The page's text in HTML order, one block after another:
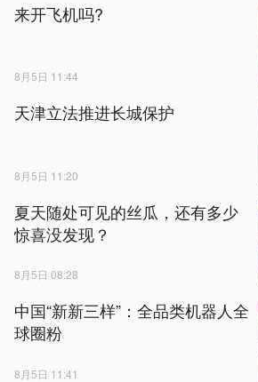
来开飞机吗?
8月5日 11:44
天津立法推进长城保护
8月5日 11:20
夏天随处可见的丝瓜，还有多少
惊喜没发现？
8月5日 08:28
中国“新新三样”：全品类机器人全
球圈粉
8月5日 11:41